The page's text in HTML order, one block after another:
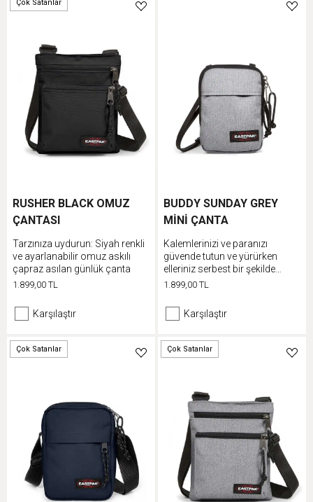
Çok Satanlar
RUSHER BLACK OMUZ
ÇANTASI
Tarzınıza uydurun: Siyah renkli
ve ayarlanabilir omuz askılı
çapraz asılan günlük çanta
1.899,00 TL
Karşılaştır
BUDDY SUNDAY GREY
MİNİ ÇANTA
Kalemlerinizi ve paranızı
güvende tutun ve yürürken
elleriniz serbest bir şekilde
müzik dinleyin
1.899,00 TL
Karşılaştır
Çok Satanlar Düşük Stok
Çok Satanlar